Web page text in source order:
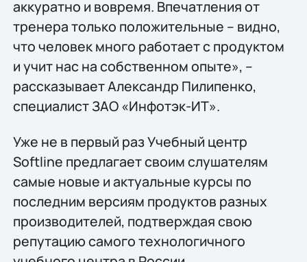
аккуратно и вовремя. Впечатления от
тренера только положительные – видно,
что человек много работает с продуктом
и учит нас на собственном опыте», –
рассказывает Александр Пилипенко,
специалист ЗАО «Инфотэк-ИТ».
Уже не в первый раз Учебный центр
Softline предлагает своим слушателям
самые новые и актуальные курсы по
последним версиям продуктов разных
производителей, подтверждая свою
репутацию самого технологичного